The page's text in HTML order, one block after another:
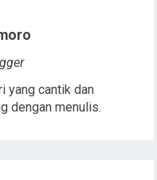
yang cantik dan
dengan menulis.